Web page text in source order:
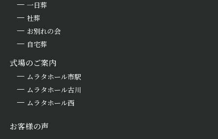
一日葬
社葬
お別れの会
自宅葬
式場のご案内
ムラタホール市駅
ムラタホール古川
ムラタホール西
お客様の声